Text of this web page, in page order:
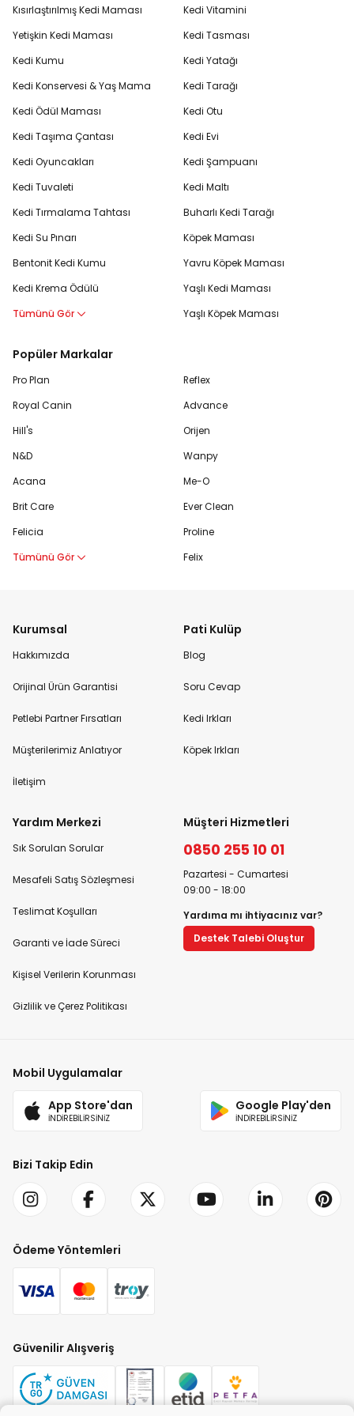
Kısırlaştırılmış Kedi Maması
Yetişkin Kedi Maması
Kedi Kumu
Kedi Konservesi & Yaş Mama
Kedi Ödül Maması
Kedi Taşıma Çantası
Kedi Oyuncakları
Kedi Tuvaleti
Kedi Tırmalama Tahtası
Kedi Su Pınarı
Bentonit Kedi Kumu
Kedi Krema Ödülü
Tümünü Gör
Kedi Vitamini
Kedi Tasması
Kedi Yatağı
Kedi Tarağı
Kedi Otu
Kedi Evi
Kedi Şampuanı
Kedi Maltı
Buharlı Kedi Tarağı
Köpek Maması
Yavru Köpek Maması
Yaşlı Kedi Maması
Yaşlı Köpek Maması
Popüler Markalar
Pro Plan
Royal Canin
Hill's
N&D
Acana
Brit Care
Felicia
Tümünü Gör
Reflex
Advance
Orijen
Wanpy
Me-O
Ever Clean
Proline
Felix
Kurumsal
Hakkımızda
Orijinal Ürün Garantisi
Petlebi Partner Fırsatları
Müşterilerimiz Anlatıyor
İletişim
Pati Kulüp
Blog
Soru Cevap
Kedi Irkları
Köpek Irkları
Yardım Merkezi
Sık Sorulan Sorular
Mesafeli Satış Sözleşmesi
Teslimat Koşulları
Garanti ve İade Süreci
Kişisel Verilerin Korunması
Gizlilik ve Çerez Politikası
Müşteri Hizmetleri
0850 255 10 01
Pazartesi - Cumartesi
09:00 - 18:00
Yardıma mı ihtiyacınız var?
Destek Talebi Oluştur
Mobil Uygulamalar
App Store'dan
İNDİREBİLİRSİNİZ
Google Play'den
İNDİREBİLİRSİNİZ
Bizi Takip Edin
Ödeme Yöntemleri
Güvenilir Alışveriş